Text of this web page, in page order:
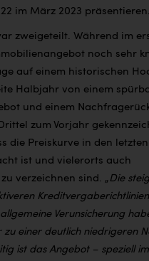
im März 2023 präsentieren.
zweigeteilt. Während im
noch sehr
auf einem historischen
Halbjahr von einem
und einem
zum Vorjahr
die Preiskurve in den
ist und vielerorts auch
verzeichnen sind. „Die
Verunsicherung
zu einer deutlich niedrigeren
ist das Angebot – speziell